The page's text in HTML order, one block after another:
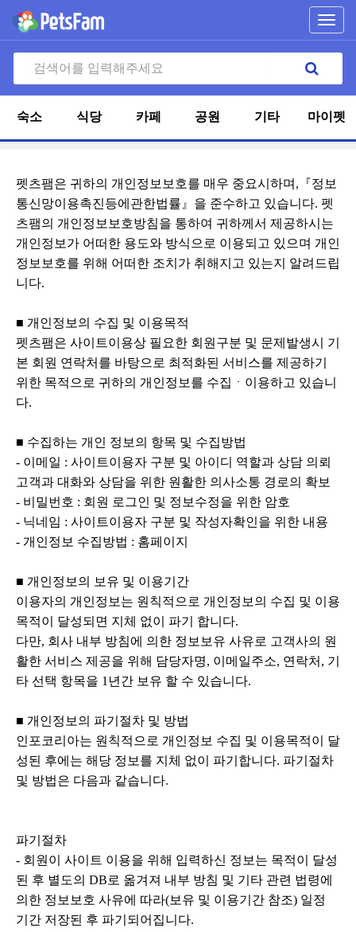
숙소 식당 카페 공원 기타 마이펫
펫츠팸은 귀하의 개인정보보호를 매우 중요시하며,『정보
통신망이용촉진등에관한법률』을 준수하고 있습니다. 펫
츠팸의 개인정보보호방침을 통하여 귀하께서 제공하시는
개인정보가 어떠한 용도와 방식으로 이용되고 있으며 개인
정보보호를 위해 어떠한 조치가 취해지고 있는지 알려드립
니다.
■ 개인정보의 수집 및 이용목적
펫츠팸은 사이트이용상 필요한 회원구분 및 문제발생시 기
본 회원 연락처를 바탕으로 최적화된 서비스를 제공하기
위한 목적으로 귀하의 개인정보를 수집ㆍ이용하고 있습니
다.
■ 수집하는 개인 정보의 항목 및 수집방법
- 이메일 : 사이트이용자 구분 및 아이디 역할과 상담 의뢰
고객과 대화와 상담을 위한 원활한 의사소통 경로의 확보
- 비밀번호 : 회원 로그인 및 정보수정을 위한 암호
- 닉네임 : 사이트이용자 구분 및 작성자확인을 위한 내용
- 개인정보 수집방법 : 홈페이지
■ 개인정보의 보유 및 이용기간
이용자의 개인정보는 원칙적으로 개인정보의 수집 및 이용
목적이 달성되면 지체 없이 파기 합니다.
다만, 회사 내부 방침에 의한 정보보유 사유로 고객사의 원
활한 서비스 제공을 위해 담당자명, 이메일주소, 연락처, 기
타 선택 항목을 1년간 보유 할 수 있습니다.
■ 개인정보의 파기절차 및 방법
인포코리아는 원칙적으로 개인정보 수집 및 이용목적이 달
성된 후에는 해당 정보를 지체 없이 파기합니다. 파기절차
및 방법은 다음과 같습니다.
파기절차
- 회원이 사이트 이용을 위해 입력하신 정보는 목적이 달성
된 후 별도의 DB로 옮겨져 내부 방침 및 기타 관련 법령에
의한 정보보호 사유에 따라(보유 및 이용기간 참조) 일정
기간 저장된 후 파기되어집니다.